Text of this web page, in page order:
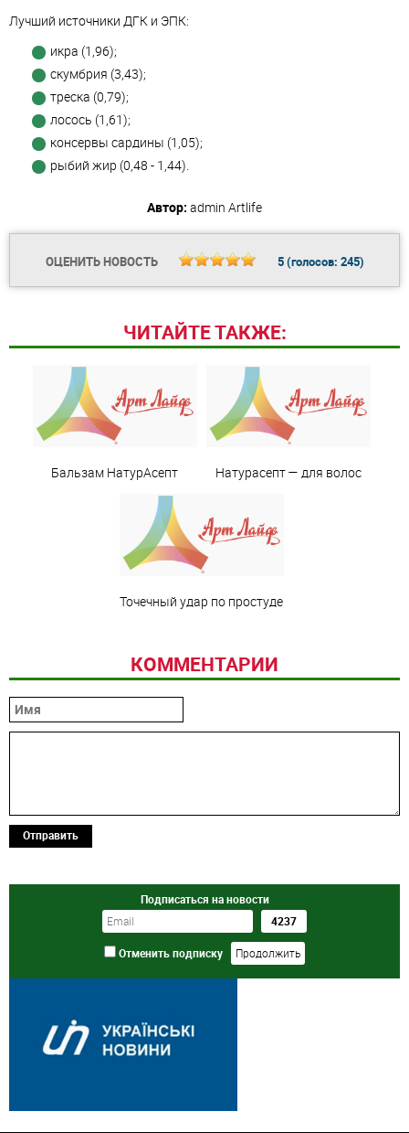
Лучший источники ДГК и ЭПК:
икра (1,96);
скумбрия (3,43);
треска (0,79);
лосось (1,61);
консервы сардины (1,05);
рыбий жир (0,48 - 1,44).
Автор: admin Artlife
ОЦЕНИТЬ НОВОСТЬ 5(голосов: 245)
ЧИТАЙТЕ ТАКЖЕ:
Бальзам НатурАсепт Натурасепт — для волос
Точечный удар по простуде
КОММЕНТАРИИ
Отправить
Подписаться на новости
Отменить подписку